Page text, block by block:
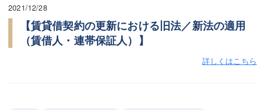
2021/12/28
【賃貸借契約の更新における旧法／新法の適用
（賃借人・連帯保証人）】
詳しくはこちら